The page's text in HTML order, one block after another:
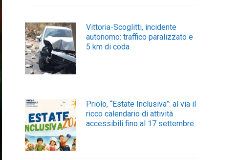
Vittoria-Scoglitti, incidente
autonomo: traffico paralizzato e
5 km di coda
Priolo, “Estate Inclusiva”: al via il
ricco calendario di attività
accessibili fino al 17 settembre